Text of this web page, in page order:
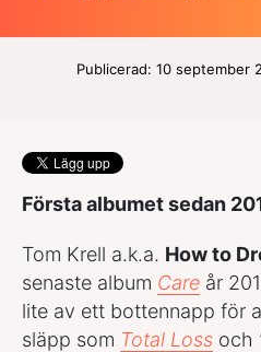
Publicerad: 10 september
Första albumet sedan
Tom Krell a.k.a. How to
senaste album Care år
lite av ett bottennapp för
släpp som Total Loss och